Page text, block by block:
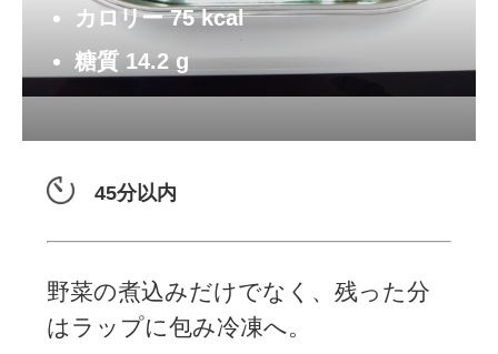
カロリー75 kcal
糖質 14.2 g
45分以内
野菜の煮込みだけでなく、残った分
はラップに包み冷凍へ。